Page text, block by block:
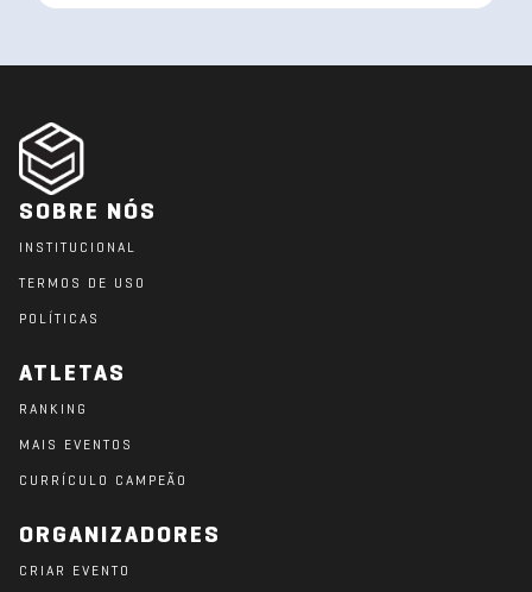
SOBRE NÓS
INSTITUCIONAL
TERMOS DE USO
POLÍTICAS
ATLETAS
RANKING
MAIS EVENTOS
CURRÍCULO CAMPEÃO
ORGANIZADORES
CRIAR EVENTO